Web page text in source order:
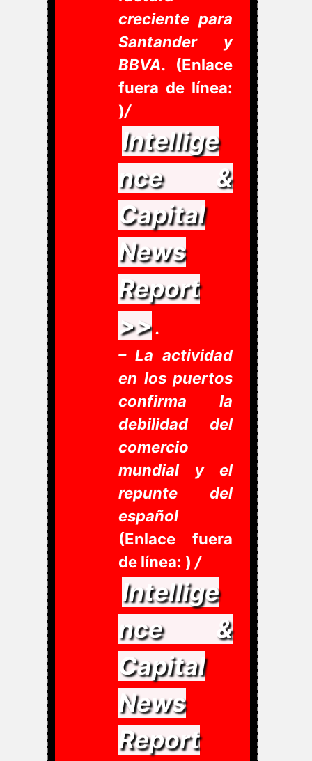
creciente para
Santander y
BBVA. (Enlace
fuera de línea:
)/
Intellige
nce &
Capital
News
Report
>>.
– La actividad
en los puertos
confirma la
debilidad del
comercio
mundial y el
repunte del
español
(Enlace fuera
de línea: )/
Intellige
nce &
Capital
News
Report